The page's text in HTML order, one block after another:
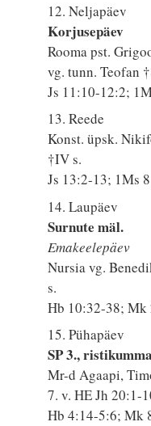
12. Neljapäev
Korjusepäev
Rooma pst.
vg. tunn. Teofan
Js 11:10-12:2;
13. Reede
Konst. üpsk.
†IV s.
Js 13:2-13; 1Ms
14. Laupäev
Surnute mäl.
Emakeelepäev
Nursia vg.
s.
Hb 10:32-38; Mk
15. Pühapäev
SP 3.,
Mr-d Agaapi,
7. v. HE Jh 20:1-
Hb 4:14-5:6; Mk